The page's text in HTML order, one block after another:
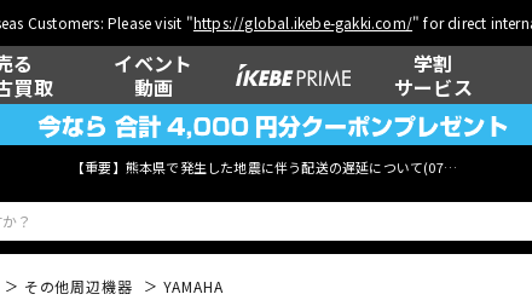
Customers: Please visit "https://global.ikebe-gakki.com/" for direct
る
買取
イベント
動画
学割
サービス
【重要】熊本県で発生した地震に伴う配送の遅延について(07月29日
その他周辺機器 YAMAHA